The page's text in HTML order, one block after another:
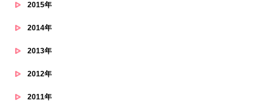
2015年
2014年
2013年
2012年
2011年